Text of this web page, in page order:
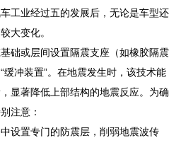
工业经过五的发展后，无论是车型还
大变化。
础或层间设置隔震支座（如橡胶隔震
冲装置”。在地震发生时，该技术能
显著降低上部结构的地震反应。为确
注意：
设置专门的防震层，削弱地震波传